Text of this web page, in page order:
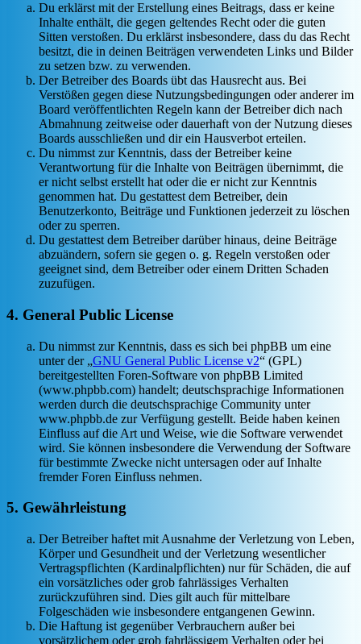
Du erklärst mit der Erstellung eines Beitrags, dass er keine
Inhalte enthält, die gegen geltendes Recht oder die guten
Sitten verstoßen. Du erklärst insbesondere, dass du das Recht
besitzt, die in deinen Beiträgen verwendeten Links und Bilder
zu setzen bzw. zu verwenden.
Der Betreiber des Boards übt das Hausrecht aus. Bei
Verstößen gegen diese Nutzungsbedingungen oder anderer im
Board veröffentlichten Regeln kann der Betreiber dich nach
Abmahnung zeitweise oder dauerhaft von der Nutzung dieses
Boards ausschließen und dir ein Hausverbot erteilen.
Du nimmst zur Kenntnis, dass der Betreiber keine
Verantwortung für die Inhalte von Beiträgen übernimmt, die
er nicht selbst erstellt hat oder die er nicht zur Kenntnis
genommen hat. Du gestattest dem Betreiber, dein
Benutzerkonto, Beiträge und Funktionen jederzeit zu löschen
oder zu sperren.
Du gestattest dem Betreiber darüber hinaus, deine Beiträge
abzuändern, sofern sie gegen o. g. Regeln verstoßen oder
geeignet sind, dem Betreiber oder einem Dritten Schaden
zuzufügen.
4. General Public License
Du nimmst zur Kenntnis, dass es sich bei phpBB um eine
unter der „GNU General Public License v2“ (GPL)
bereitgestellten Foren-Software von phpBB Limited
(www.phpbb.com) handelt; deutschsprachige Informationen
werden durch die deutschsprachige Community unter
www.phpbb.de zur Verfügung gestellt. Beide haben keinen
Einfluss auf die Art und Weise, wie die Software verwendet
wird. Sie können insbesondere die Verwendung der Software
für bestimmte Zwecke nicht untersagen oder auf Inhalte
fremder Foren Einfluss nehmen.
5. Gewährleistung
Der Betreiber haftet mit Ausnahme der Verletzung von Leben,
Körper und Gesundheit und der Verletzung wesentlicher
Vertragspflichten (Kardinalpflichten) nur für Schäden, die auf
ein vorsätzliches oder grob fahrlässiges Verhalten
zurückzuführen sind. Dies gilt auch für mittelbare
Folgeschäden wie insbesondere entgangenen Gewinn.
Die Haftung ist gegenüber Verbrauchern außer bei
vorsätzlichem oder grob fahrlässigem Verhalten oder bei